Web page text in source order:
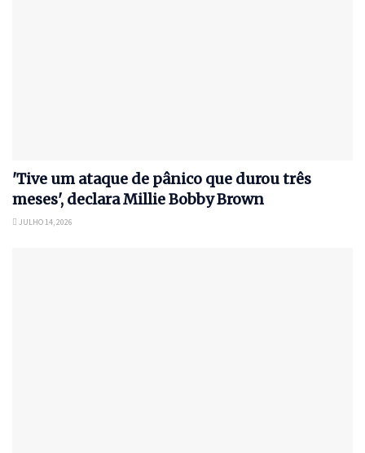
'Tive um ataque de pânico que durou três
meses', declara Millie Bobby Brown
JULHO 14, 2026